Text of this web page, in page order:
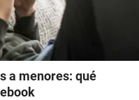
a menores: qué